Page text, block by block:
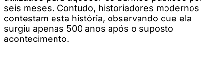
seis meses. Contudo, historiadores modernos
contestam esta história, observando que ela
surgiu apenas 500 anos após o suposto
acontecimento.